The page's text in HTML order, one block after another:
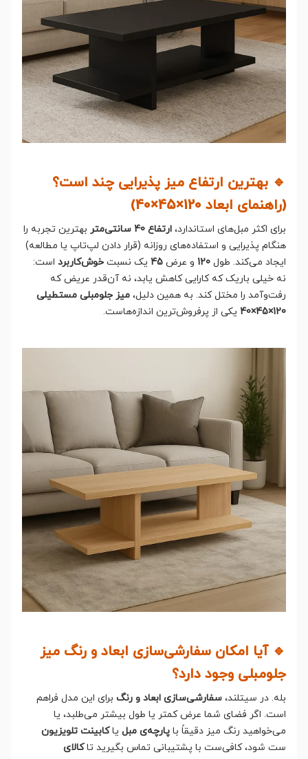
🔹 بهترین ارتفاع میز پذیرایی چند است؟
(راهنمای ابعاد 120×45×40)
برای اکثر مبل‌های استاندارد، ارتفاع 40 سانتی‌متر
بهترین تجربه را
هنگام پذیرایی و استفاده‌های روزانه (قرار دادن لپ‌تاپ یا مطالعه)
ایجاد می‌کند. طول 120 و عرض 45 یک نسبت خوش‌کاربرد است:
نه خیلی باریک که کارایی کاهش یابد، نه آن‌قدر عریض که
رفت‌وآمد را مختل کند. به همین دلیل، میز جلومبلی مستطیلی
120×45×40
یکی از پرفروش‌ترین اندازه‌هاست.
🔹 آیا امکان سفارشی‌سازی ابعاد و رنگ میز
جلومبلی وجود دارد؟
بله. در سیتلند، سفارشی‌سازی ابعاد و رنگ برای این مدل فراهم
است. اگر فضای شما عرض کمتر یا طول بیشتر می‌طلبد، یا
می‌خواهید رنگ میز دقیقاً با پارچه‌ی مبل یاکابینت تلویزیون
ست شود، کافی‌ست با پشتیبانی تماس بگیرید تاکالای